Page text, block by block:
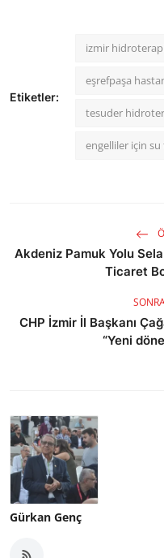
Etiketler:
izmir
eşrefpaşa
tesuder
engelliler için
Akdeniz Pamuk Yolu
Ticaret
CHP İzmir İl Başkanı
“Yeni
Gürkan Genç